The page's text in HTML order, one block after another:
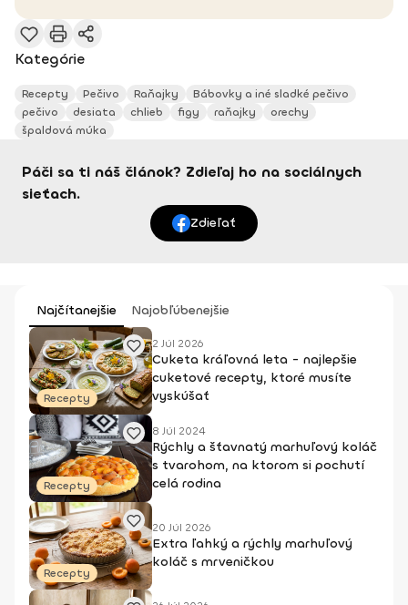
Kategórie
Recepty Pečivo Raňajky
Bábovky a iné sladké pečivo
pečivo
desiata chlieb figy raňajky
orechy
špaldová múka
Páči sa ti náš článok? Zdieľaj ho na sociálnych
sieťach.
Zdieľať
Najčítanejšie Najobľúbenejšie
Recepty
2 Júl 2026
Cuketa kráľovná leta - najlepšie
cuketové recepty, ktoré musíte
vyskúšať
Recepty
8 Júl 2024
Rýchly a šťavnatý marhuľový koláč
s tvarohom, na ktorom si pochutí
celá rodina
Recepty
20 Júl 2026
Extra ľahký a rýchly marhuľový
koláč s mrveničkou